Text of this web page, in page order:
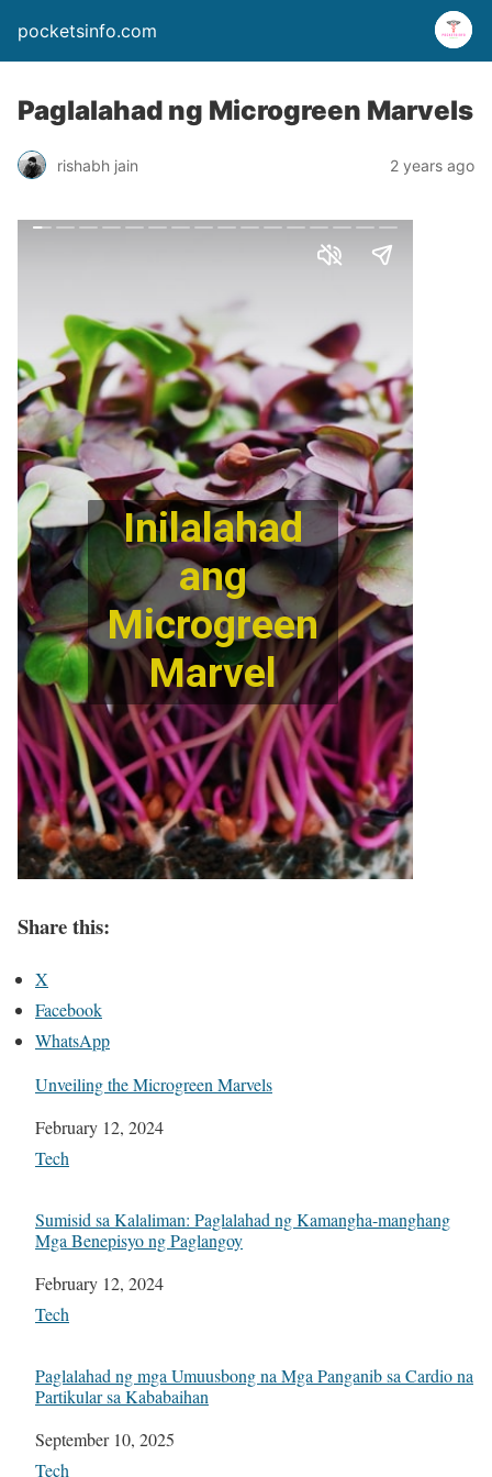
pocketsinfo.com
Paglalahad ng Microgreen Marvels
rishabh jain 2 years ago
Share this:
X
Facebook
WhatsApp
Unveiling the Microgreen Marvels
Date
February 12, 2024
In relation to
Tech
Sumisid sa Kalaliman: Paglalahad ng Kamangha-manghang
Mga Benepisyo ng Paglangoy
Date
February 12, 2024
In relation to
Tech
Paglalahad ng mga Umuusbong na Mga Panganib sa Cardio na
Partikular sa Kababaihan
Date
September 10, 2025
In relation to
Tech